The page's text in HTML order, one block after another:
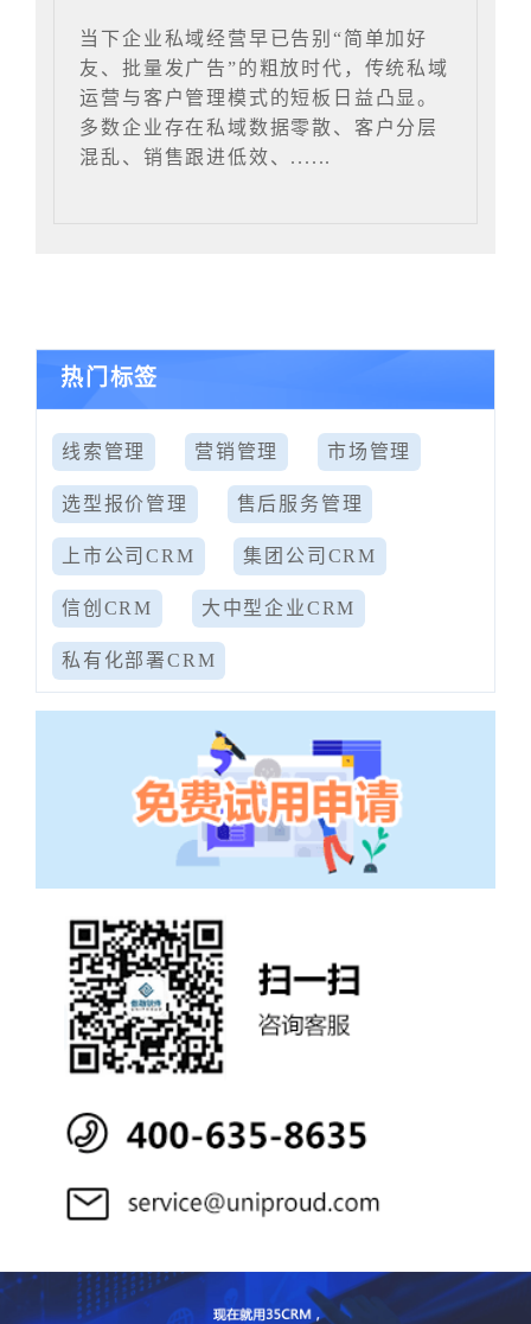
当下企业私域经营早已告别“简单加好
友、批量发广告”的粗放时代，传统私域
运营与客户管理模式的短板日益凸显。
多数企业存在私域数据零散、客户分层
混乱、销售跟进低效、......
热门标签
线索管理 营销管理 市场管理
选型报价管理 售后服务管理
上市公司CRM 集团公司CRM
信创CRM 大中型企业CRM
私有化部署CRM